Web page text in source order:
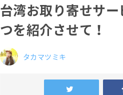
台湾お取り寄せサ
つを紹介させて！
タカマツミキ